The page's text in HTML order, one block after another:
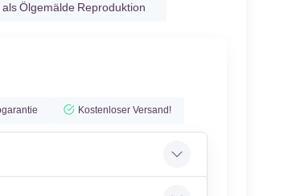
Ölgemälde Reproduktion
Kostenloser Versand!